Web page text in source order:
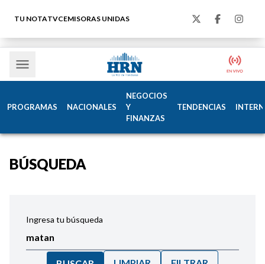
TU NOTATVCEMISORAS UNIDAS
PROGRAMAS NACIONALES
NEGOCIOS
Y
FINANZAS
TENDENCIAS
BÚSQUEDA
Ingresa tu búsqueda